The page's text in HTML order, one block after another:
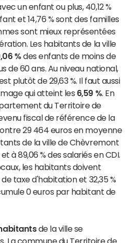
un enfant ou plus, 40,12 %
et 14,76 % sont des familles
sont mieux représentées
Les habitants de la ville
% des enfants de moins de
de 60 ans. Au niveau national,
plutôt de 29,63 %. Il faut aussi
qui atteint les 6,59 %. En
du Territoire de
fiscal de référence de la
29 464 euros en moyenne
de la ville de Chèvremont
à 89,06 % des salariés en CDI.
les habitants doivent
de taxe d'habitation et 32,35 %
0 euros par habitant de
de la ville se
La commune du Territoire de